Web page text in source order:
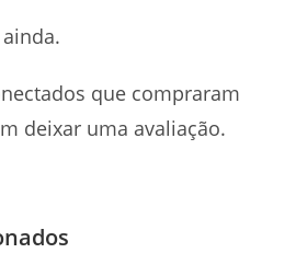
que compraram
deixar uma avaliação.